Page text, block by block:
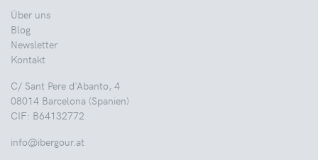
Über uns
Blog
Newsletter
Kontakt
C/ Sant Pere d'Abanto, 4
08014 Barcelona (Spanien)
CIF: B64132772
info@ibergour.at